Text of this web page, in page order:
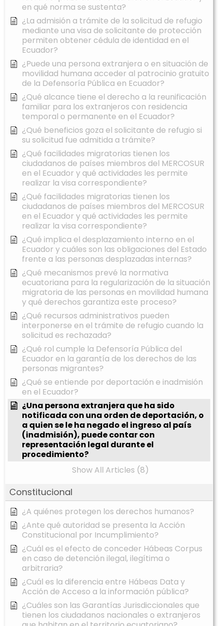
en qué norma se sustenta?
¿La admisión a trámite de la solicitud de refugio
mediante una visa de solicitante de protección
permiten obtener cédula de identidad en el
Ecuador?
¿Puede una persona extranjera o en situación de
movilidad humana acceder al patrocinio gratuito
de la Defensoría Pública en Ecuador?
¿Qué alcance tiene el derecho a la reunificación
familiar para los extranjeros con residencia
temporal o permanente en el Ecuador?
¿Qué beneficios goza el solicitante de refugio si
su solicitud fue admitida a trámite?
¿Qué facilidades migratorias tienen los
ciudadanos de países miembros del MERCOSUR
en el Ecuador y qué actividades les permite
realizar la visa correspondiente?
¿Qué facilidades migratorias tienen los
ciudadanos de países miembros del MERCOSUR
en el Ecuador y qué actividades les permite
realizar la visa correspondiente?
¿Qué implica el desplazamiento interno en el
Ecuador y cuáles son las obligaciones del Estado
frente a las personas desplazadas internas?
¿Qué mecanismos prevé la normativa
ecuatoriana para la regularización de la situación
migratoria de las personas en movilidad humana
y qué derechos garantiza este proceso?
¿Qué recursos administrativos pueden
interponerse en el trámite de refugio cuando la
solicitud es rechazada?
¿Qué rol cumple la Defensoría Pública del
Ecuador en la garantía de los derechos de las
personas migrantes?
¿Qué se entiende por deportación e inadmisión
en el Ecuador?
¿Una persona extranjera que ha sido
notificada con una orden de deportación, o
a quien se le ha negado el ingreso al país
(inadmisión), puede contar con
representación legal durante el
procedimiento?
Show All Articles (8)
Constitucional
¿A quiénes protegen los derechos humanos?
¿Ante qué autoridad se presenta la Acción
Constitucional por Incumplimiento?
¿Cuál es el efecto de conceder Hábeas Corpus
en caso de detención ilegal, ilegítima o
arbitraria?
¿Cuál es la diferencia entre Hábeas Data y
Acción de Acceso a la información pública?
¿Cuáles son las Garantías Jurisdiccionales que
tienen los ciudadanos nacionales o extranjeros